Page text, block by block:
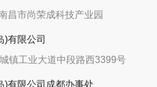
昌市尚荣成科技产业园
)有限公司
镇工业大道中段路西3399号
)有限公司成都办事处